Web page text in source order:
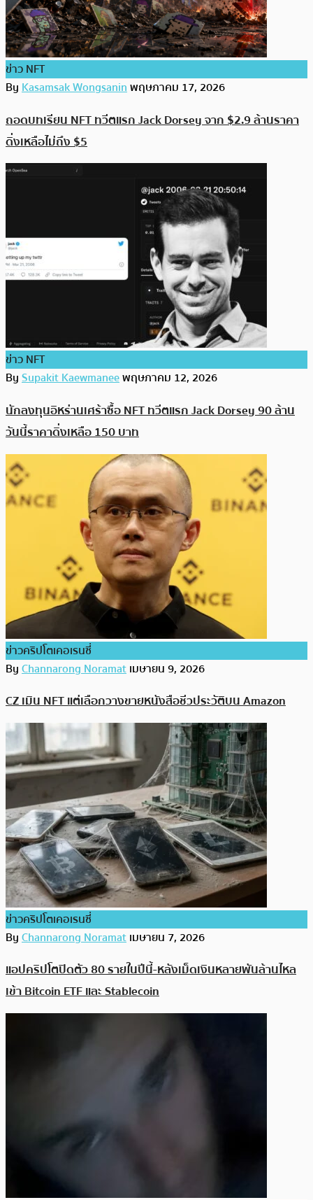
ข่าว NFT
ByKasamsak Wongsaninพฤษภาคม 17, 2026
ถอดบทเรียน NFT ทวีตแรก Jack Dorsey จาก $2.9 ล้านราคา
ดิ่งเหลือไม่ถึง $5
ข่าว NFT
BySupakit Kaewmaneeพฤษภาคม 12, 2026
นักลงทุนอิหร่านเศร้าซื้อ NFT ทวีตแรก Jack Dorsey 90 ล้าน
วันนี้ราคาดิ่งเหลือ 150 บาท
ข่าวคริปโตเคอเรนซี่
ByChannarong Noramatเมษายน 9, 2026
CZ เมิน NFT แต่เลือกวางขายหนังสือชีวประวัติบน Amazon
ข่าวคริปโตเคอเรนซี่
ByChannarong Noramatเมษายน 7, 2026
แอปคริปโตปิดตัว 80 รายในปีนี้-หลังเม็ดเงินหลายพันล้านไหล
เข้า Bitcoin ETF และ Stablecoin